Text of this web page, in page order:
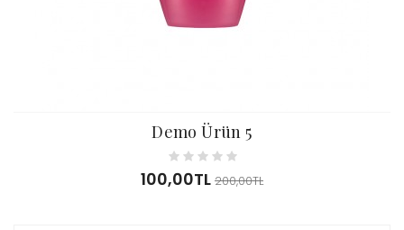
Demo Ürün 5
100,00TL 200,00TL